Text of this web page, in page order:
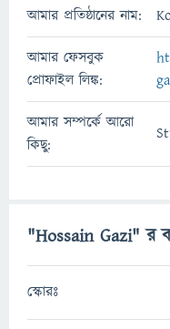
আমার প্রতিষ্ঠানের নাম:
আমার ফেসবুক
প্রোফাইল লিঙ্ক:
আমার সম্পর্কে আরো
কিছু:
"Hossain Gazi" র
স্কোরঃ